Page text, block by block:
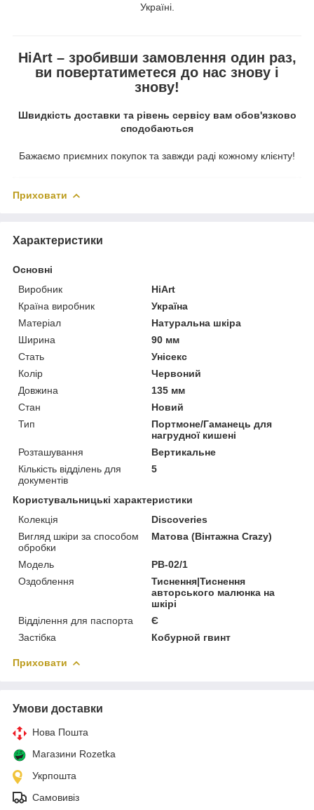
Україні.
HiArt – зробивши замовлення один раз,
ви повертатиметеся до нас знову і
знову!
Швидкість доставки та рівень сервісу вам обов'язково
сподобаються
Бажаємо приємних покупок та завжди раді кожному клієнту!
Приховати
Характеристики
Основні
Виробник
HiArt
Країна виробник
Україна
Матеріал
Натуральна шкіра
Ширина
90 мм
Стать
Унісекс
Колір
Червоний
Довжина
135 мм
Стан
Новий
Тип
Портмоне/Гаманець для
нагрудної кишені
Розташування
Вертикальне
Кількість відділень для
документів
5
Користувальницькі характеристики
Колекція
Discoveries
Вигляд шкіри за способом
обробки
Матова (Вінтажна Crazy)
Модель
PB-02/1
Оздоблення
Тиснення|Тиснення
авторського малюнка на
шкірі
Відділення для паспорта
Є
Застібка
Кобурной гвинт
Приховати
Умови доставки
Нова Пошта
Магазини Rozetka
Укрпошта
Самовивіз